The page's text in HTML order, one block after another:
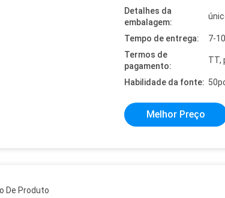
Detalhes da
embalagem:
Tempo de entrega:
7-
Termos de
pagamento:
TT,
Habilidade da fonte:
Melhor Preço
De Produto